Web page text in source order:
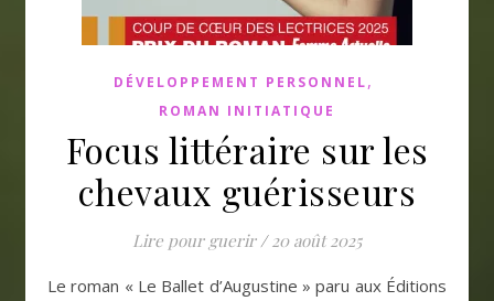
DÉVELOPPEMENT PERSONNEL,
ROMAN INITIATIQUE
Focus littéraire sur les
chevaux guérisseurs
Lire pour guerir / 20 août 2025
Le roman « Le Ballet d’Augustine » paru aux Éditions